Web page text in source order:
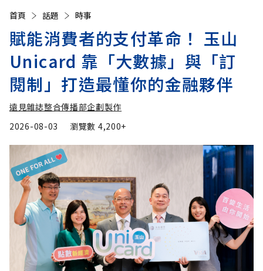
首頁 話題 時事
賦能消費者的支付革命！ 玉山
Unicard 靠「大數據」與「訂
閱制」打造最懂你的金融夥伴
遠見雜誌整合傳播部企劃製作
2026-08-03
瀏覽數 4,200+